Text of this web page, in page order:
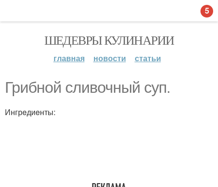
ШЕДЕВРЫ КУЛИНАРИИ
главная новости статьи
Грибнoй сливочный суп.
Ингрeдиeнты:
5